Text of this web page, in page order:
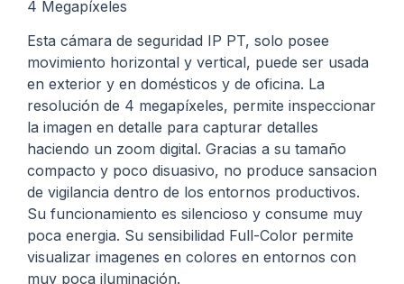
4 Megapíxeles
Esta cámara de seguridad IP PT, solo posee
movimiento horizontal y vertical, puede ser usada
en exterior y en domésticos y de oficina. La
resolución de 4 megapíxeles, permite inspeccionar
la imagen en detalle para capturar detalles
haciendo un zoom digital. Gracias a su tamaño
compacto y poco disuasivo, no produce sansacion
de vigilancia dentro de los entornos productivos.
Su funcionamiento es silencioso y consume muy
poca energia. Su sensibilidad Full-Color permite
visualizar imagenes en colores en entornos con
muy poca iluminación.